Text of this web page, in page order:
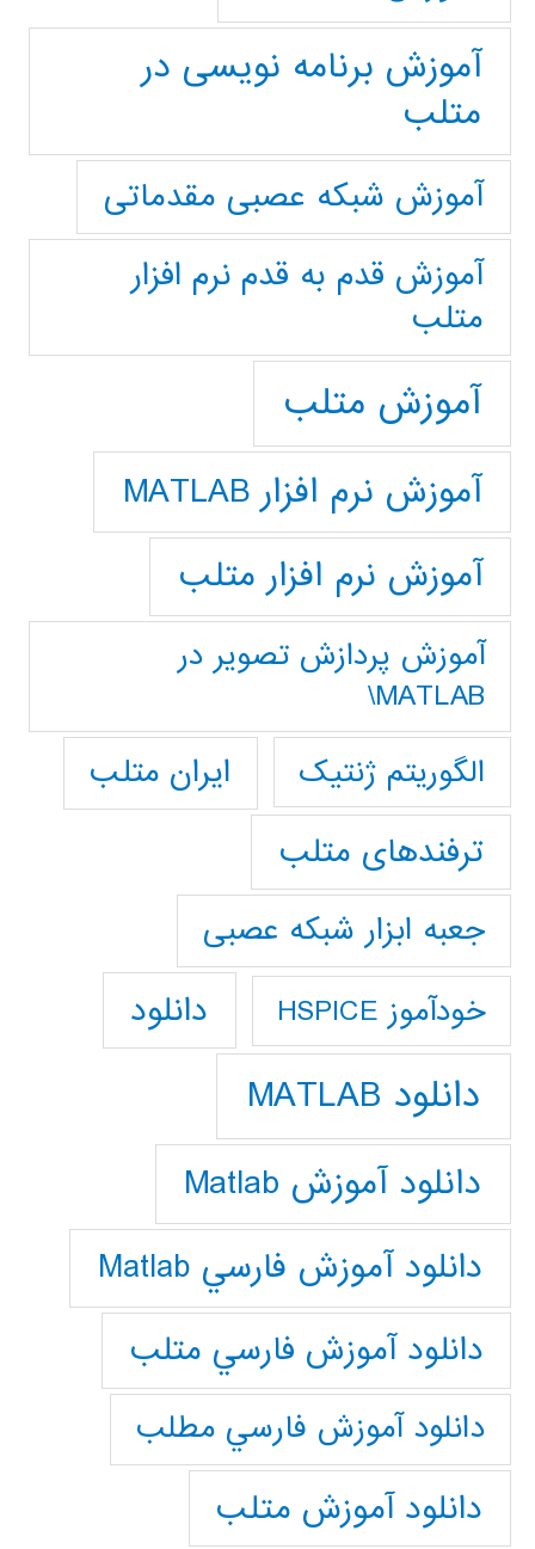
آموزش برنامه نویسی در
متلب
آموزش شبکه عصبی مقدماتی
آموزش قدم به قدم نرم افزار
متلب
آموزش متلب
آموزش نرم افزار MATLAB
آموزش نرم افزار متلب
آموزش پردازش تصوير در
MATLAB\
الگوریتم ژنتیک
ایران متلب
ترفندهای متلب
جعبه ابزار شبکه عصبی
خودآموز HSPICE دانلود
دانلود MATLAB
دانلود آموزش Matlab
دانلود آموزش فارسي Matlab
دانلود آموزش فارسي متلب
دانلود آموزش فارسي مطلب
دانلود آموزش متلب